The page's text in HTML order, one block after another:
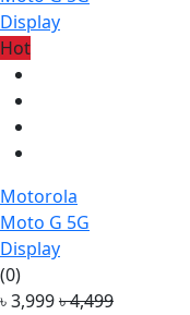
Hot
Motorola
Moto G 5G
Display
(0)
৳ 3,999৳ 4,499